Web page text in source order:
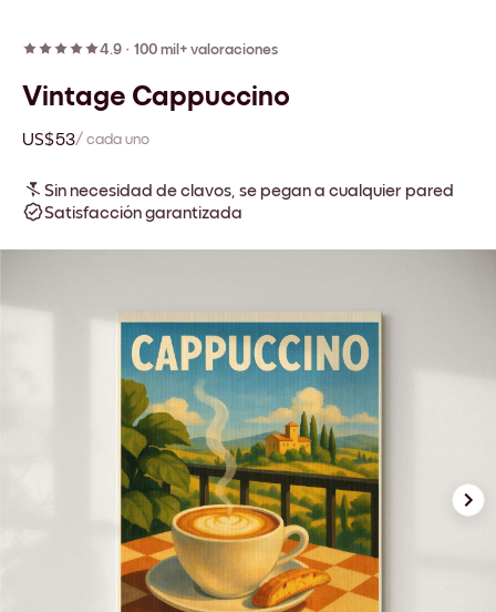
4.9 · 100 mil+ valoraciones
Vintage Cappuccino
US$53/ cada uno
Sin necesidad de clavos, se pegan a cualquier pared
Satisfacción garantizada